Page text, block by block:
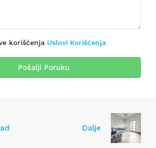
korišćenja Uslovi Korišćenja
Pošalji Poruku
Dalje